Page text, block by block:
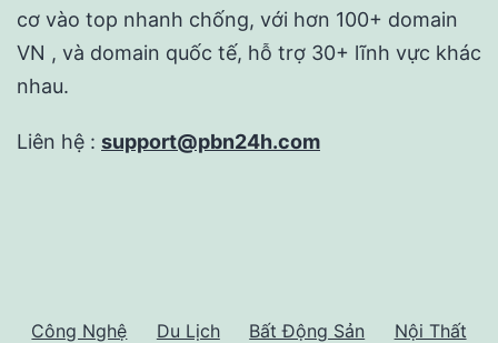
cơ vào top nhanh chống, với hơn 100+ domain
VN , và domain quốc tế, hỗ trợ 30+ lĩnh vực khác
nhau.
Liên hệ : support@pbn24h.com
Công Nghệ Du Lịch Bất Động Sản Nội Thất